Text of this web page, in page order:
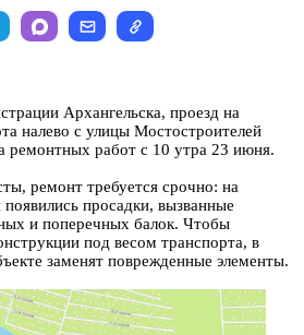
Архангельска, проезд на
налево с улицы Мостостроителей
ремонтных работ с 10 утра 23 июня.
ремонт требуется срочно: на
просадки, вызванные
и поперечных балок. Чтобы
под весом транспорта, в
заменят поврежденные элементы.